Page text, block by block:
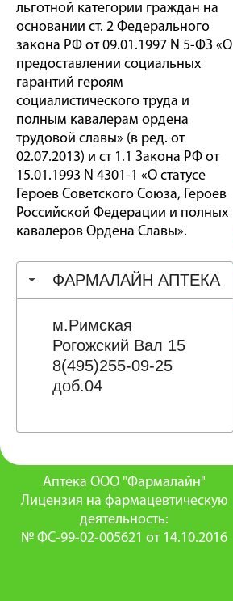
льготной категории граждан на
основании ст. 2 Федерального
закона РФ от 09.01.1997 N 5-ФЗ «О
предоставлении социальных
гарантий героям
социалистического труда и
полным кавалерам ордена
трудовой славы» (в ред. от
02.07.2013) и ст 1.1 Закона РФ от
15.01.1993 N 4301-1 «О статусе
Героев Советского Союза, Героев
Российской Федерации и полных
кавалеров Ордена Славы».
ФАРМАЛАЙН АПТЕКА
м.Римская
Рогожский Вал 15
8(495)255-09-25
доб.04
Аптека ООО "Фармалайн"
Лицензия на фармацевтическую
деятельность:
№ ФС-99-02-005621 от 14.10.2016